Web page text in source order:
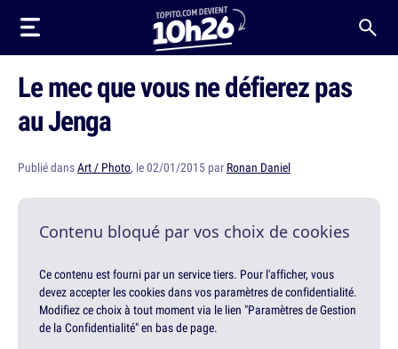
Le mec que vous ne défierez pas
au Jenga
Publié dansArt / Photo, le 02/01/2015 par Ronan Daniel
Contenu bloqué par vos choix de cookies
Ce contenu est fourni par un service tiers. Pour l'afficher, vous
devez accepter les cookies dans vos paramètres de confidentialité.
Modifiez ce choix à tout moment via le lien "Paramètres de Gestion
de la Confidentialité" en bas de page.